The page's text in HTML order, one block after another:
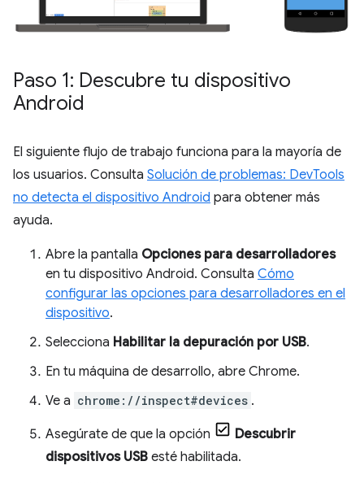
Paso 1: Descubre tu dispositivo
Android
El siguiente flujo de trabajo funciona para la mayoría de
los usuarios. Consulta Solución de problemas: DevTools
no detecta el dispositivo Android para obtener más
ayuda.
Abre la pantalla Opciones para desarrolladores
en tu dispositivo Android. Consulta Cómo
configurar las opciones para desarrolladores en el
dispositivo.
Selecciona Habilitar la depuración por USB.
En tu máquina de desarrollo, abre Chrome.
Ve a chrome://inspect#devices .
Asegúrate de que la opción
Descubrir
dispositivos USB esté habilitada.